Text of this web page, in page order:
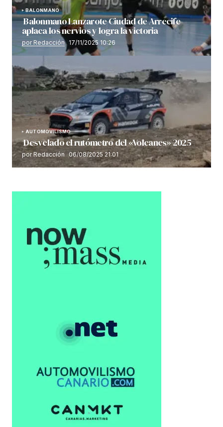
BALONMANO
Balonmano Lanzarote Ciudad de Arrecife
aplaca los nervios y logra la victoria
por Redacción 17/11/2025 10:26
AUTOMOVILISMO
Desvelado el rutómetro del «Volcanes» 2025
por Redacción 06/08/2025 21:01